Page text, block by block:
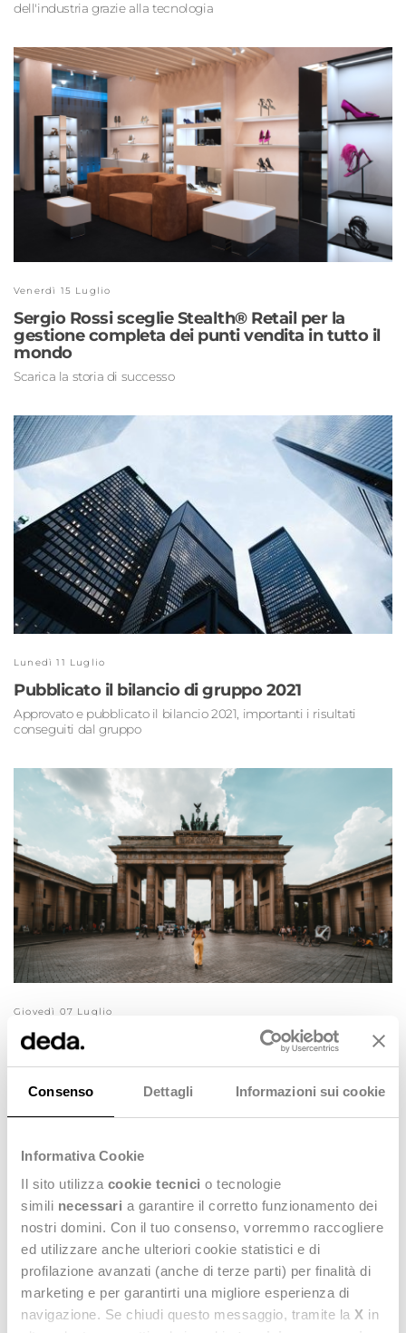
Consenso Dettagli Informazioni sui cookie
Informativa Cookie
Il sito utilizza cookie tecnici o tecnologie
simili necessari a garantire il corretto funzionamento dei
nostri domini. Con il tuo consenso, vorremmo raccogliere
ed utilizzare anche ulteriori cookie statistici e di
profilazione avanzati (anche di terze parti) per finalità di
marketing e per garantirti una migliore esperienza di
navigazione. Se chiudi questo messaggio, tramite la X in
dell'industria grazie alla tecnologia
Venerdì 15 Luglio
Sergio Rossi sceglie Stealth® Retail per la
gestione completa dei punti vendita in tutto il
mondo
Scarica la storia di successo
Lunedì 11 Luglio
Pubblicato il bilancio di gruppo 2021
Approvato e pubblicato il bilancio 2021, importanti i risultati
conseguiti dal gruppo
Giovedì 07 Luglio
FashionTech Berlino 2022
Uno Spazio per l'innovazione e la tecnologia